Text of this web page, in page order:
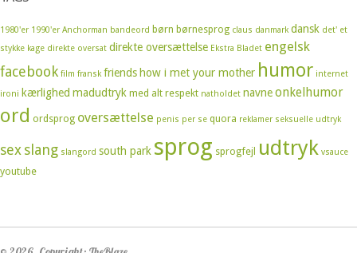
1980'er 1990'er Anchorman bandeord børn børnesprog claus danmark dansk det' et
stykke kage direkte oversat direkte oversættelse Ekstra Bladet engelsk
facebook film fransk friends how i met your mother humor internet
ironi kærlighed madudtryk med alt respekt natholdet navneonkelhumor
ord ordsprog oversættelse penis per se quora reklamer seksuelle udtryk
sexslang slangord south park sprog sprogfejl udtryk vsauce
youtube